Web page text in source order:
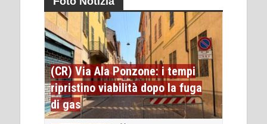
(CR) Via Ala Ponzone: i tempi
ripristino viabilità dopo la fuga
di gas